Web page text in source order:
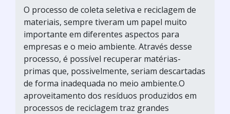
O processo de coleta seletiva e reciclagem de
materiais, sempre tiveram um papel muito
importante em diferentes aspectos para
empresas e o meio ambiente. Através desse
processo, é possível recuperar matérias-
primas que, possivelmente, seriam descartadas
de forma inadequada no meio ambiente.O
aproveitamento dos resíduos produzidos em
processos de reciclagem traz grandes